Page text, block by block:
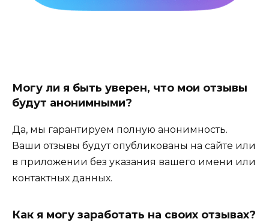
Могу ли я быть уверен, что мои отзывы
будут анонимными?
Да, мы гарантируем полную анонимность.
Ваши отзывы будут опубликованы на сайте или
в приложении без указания вашего имени или
контактных данных.
Как я могу заработать на своих отзывах?